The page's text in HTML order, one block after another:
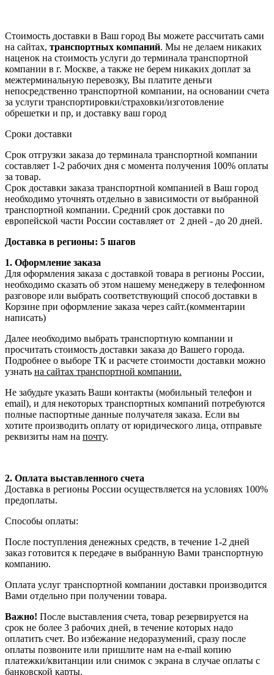
Стоимость доставки в Ваш город Вы можете рассчитать сами
на сайтах, транспортных компаний. Мы не делаем никаких
наценок на стоимость услуги до терминала транспортной
компании в г. Москве, а также не берем никаких доплат за
межтерминальную перевозку, Вы платите деньги
непосредственно транспортной компании, на основании счета
за услуги транспортировки/страховки/изготовление
обрешетки и пр, и доставку ваш город
Сроки доставки
Срок отгрузки заказа до терминала транспортной компании
составляет 1-2 рабочих дня с момента получения 100% оплаты
за товар.
Срок доставки заказа транспортной компанией в Ваш город
необходимо уточнять отдельно в зависимости от выбранной
транспортной компании. Средний срок доставки по
европейской части России составляет от 2 дней - до 20 дней.
Доставка в регионы: 5 шагов
1. Оформление заказа
Для оформления заказа с доставкой товара в регионы России,
необходимо сказать об этом нашему менеджеру в телефонном
разговоре или выбрать соответствующий способ доставки в
Корзине при оформление заказа через сайт.(комментарии
написать)
Далее необходимо выбрать транспортную компании и
просчитать стоимость доставки заказа до Вашего города.
Подробнее о выборе ТК и расчете стоимости доставки можно
узнать на сайтах транспортной компании.
Не забудьте указать Ваши контакты (мобильный телефон и
email), и для некоторых транспортных компаний потребуются
полные паспортные данные получателя заказа. Если вы
хотите производить оплату от юридического лица, отправьте
реквизиты нам на почту.
2. Оплата выставленного счета
Доставка в регионы России осуществляется на условиях 100%
предоплаты.
Способы оплаты:
После поступления денежных средств, в течение 1-2 дней
заказ готовится к передаче в выбранную Вами транспортную
компанию.
Оплата услуг транспортной компании доставки производится
Вами отдельно при получении товара.
Важно! После выставления счета, товар резервируется на
срок не более 3 рабочих дней, в течение которых надо
оплатить счет. Во избежание недоразумений, сразу после
оплаты позвоните или пришлите нам на e-mail копию
платежки/квитанции или снимок с экрана в случае оплаты с
банковской карты.